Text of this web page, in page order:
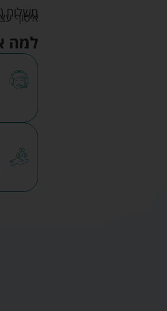
משלוח
איסוף עצמי
למה